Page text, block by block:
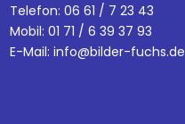
Telefon: 06 61 / 7 23 43
Mobil: 01 71 / 6 39 37 93
E-Mail: info@bilder-fuchs.de